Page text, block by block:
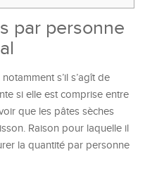
par personne
notamment s’il s’agît de
si elle est comprise entre
que les pâtes sèches
Raison pour laquelle il
la quantité par personne